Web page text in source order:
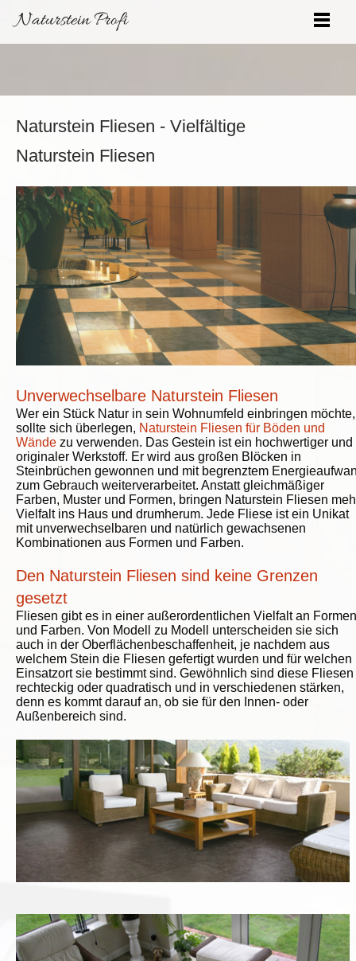
Naturstein Profi
Naturstein Fliesen - Vielfältige
Naturstein Fliesen
Unverwechselbare Naturstein Fliesen
Wer ein Stück Natur in sein Wohnumfeld einbringen möchte,
sollte sich überlegen, Naturstein Fliesen für Böden und
Wände zu verwenden. Das Gestein ist ein hochwertiger und
originaler Werkstoff. Er wird aus großen Blöcken in
Steinbrüchen gewonnen und mit begrenztem
zum Gebrauch weiterverarbeitet. Anstatt gleichmäßiger
Farben, Muster und Formen, bringen Naturstein Fliesen
Vielfalt ins Haus und drumherum. Jede Fliese ist ein Unikat
mit unverwechselbaren und natürlich gewachsenen
Kombinationen aus Formen und Farben.
Den Naturstein Fliesen sind keine Grenzen
gesetzt
Fliesen gibt es in einer außerordentlichen Vielfalt an Formen
und Farben. Von Modell zu Modell unterscheiden sie sich
auch in der Oberflächenbeschaffenheit, je nachdem aus
welchem Stein die Fliesen gefertigt wurden und für welchen
Einsatzort sie bestimmt sind. Gewöhnlich sind diese Fliesen
rechteckig oder quadratisch und in verschiedenen stärken,
denn es kommt darauf an, ob sie für den Innen- oder
Außenbereich sind.